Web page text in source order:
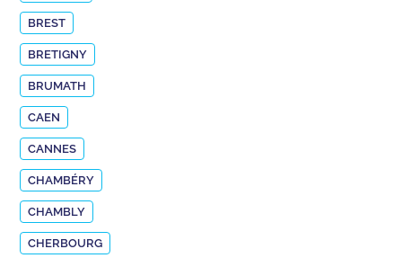
BREST
BRETIGNY
BRUMATH
CAEN
CANNES
CHAMBÉRY
CHAMBLY
CHERBOURG